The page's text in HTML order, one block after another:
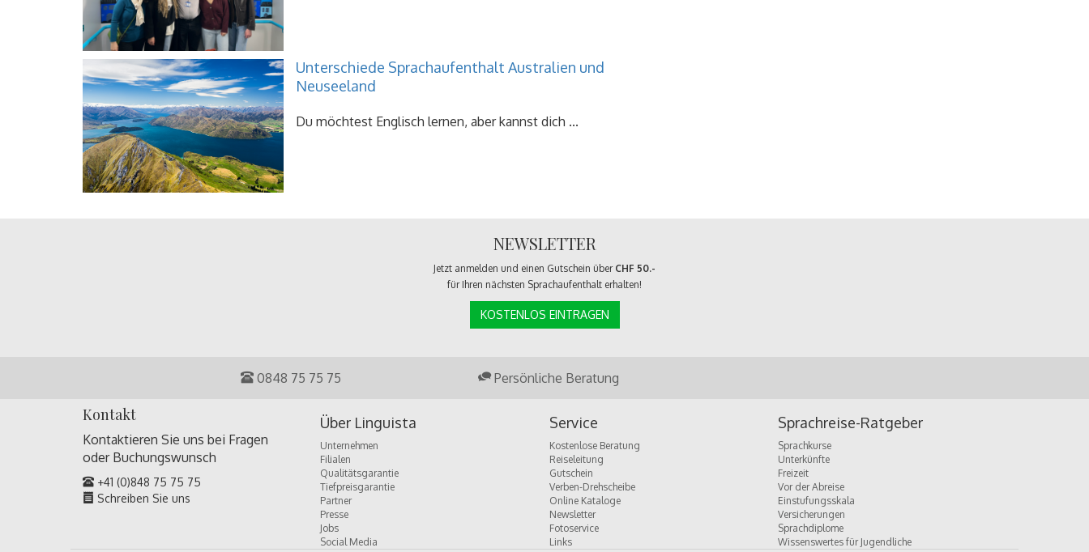
Unterschiede Sprachaufenthalt Australien und
Neuseeland
Du möchtest Englisch lernen, aber kannst dich ...
NEWSLETTER
Jetzt anmelden und einen Gutschein über CHF 50.-
für Ihren nächsten Sprachaufenthalt erhalten!
KOSTENLOS EINTRAGEN
0848 75 75 75 Persönliche Beratung
Kontakt
Kontaktieren Sie uns bei Fragen
oder Buchungswunsch
+41 (0)848 75 75 75
Schreiben Sie uns
Über Linguista
Unternehmen
Filialen
Qualitätsgarantie
Tiefpreisgarantie
Partner
Presse
Jobs
Social Media
Service
Kostenlose Beratung
Reiseleitung
Gutschein
Verben-Drehscheibe
Online Kataloge
Newsletter
Fotoservice
Links
Sprachreise-Ratgeber
Sprachkurse
Unterkünfte
Freizeit
Vor der Abreise
Einstufungsskala
Versicherungen
Sprachdiplome
Wissenswertes für Jugendliche